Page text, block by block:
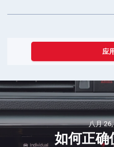
应
八月
如何正确